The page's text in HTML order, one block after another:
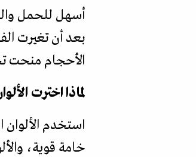
أسهل للحمل
بعد أن تغيرت
الأحجام منحت
لماذا اخترت
استخدم
خامة قوية،